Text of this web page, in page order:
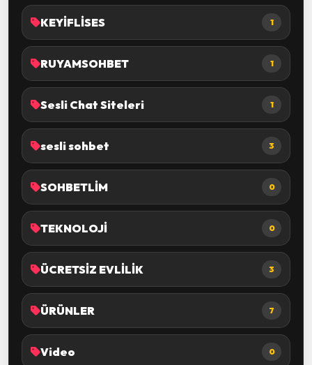
KEYİFLİSES 1
RUYAMSOHBET 1
Sesli Chat Siteleri 1
sesli sohbet 3
SOHBETLİM 0
TEKNOLOJİ 0
ÜCRETSİZ EVLİLİK 3
ÜRÜNLER 7
Video 0